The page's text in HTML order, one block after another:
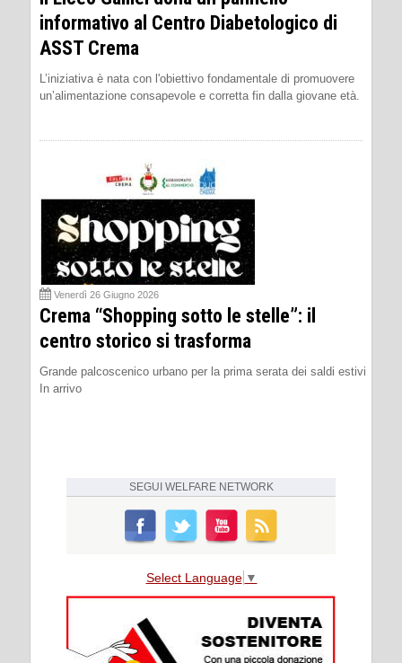
informativo al Centro Diabetologico di
ASST Crema
L’iniziativa è nata con l'obiettivo fondamentale di promuovere
un’alimentazione consapevole e corretta fin dalla giovane età.
Venerdì 26 Giugno 2026
Crema “Shopping sotto le stelle”: il
centro storico si trasforma
Grande palcoscenico urbano per la prima serata dei saldi estivi
In arrivo
SEGUI WELFARE NETWORK
Select Language ▼